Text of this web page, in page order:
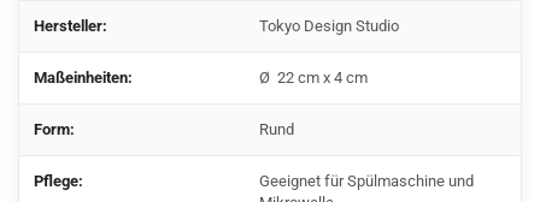
Hersteller: Tokyo Design Studio
Maßeinheiten: Ø 22 cm x 4 cm
Form: Rund
Pflege:
Geeignet für Spülmaschine und